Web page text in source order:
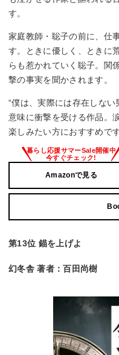
す。
家庭教師・聡子の前に、仕
す。ときに優しく、ときに
らも惹かれていく聡子。関
撃の事実を聞かされます。
“僕は、実際には存在しな
意味に衝撃を受ける作品。
楽しみたい方におすすめです
Amazonで見る
第13位 錨を上げよ
幻冬舎 著者：百田尚樹